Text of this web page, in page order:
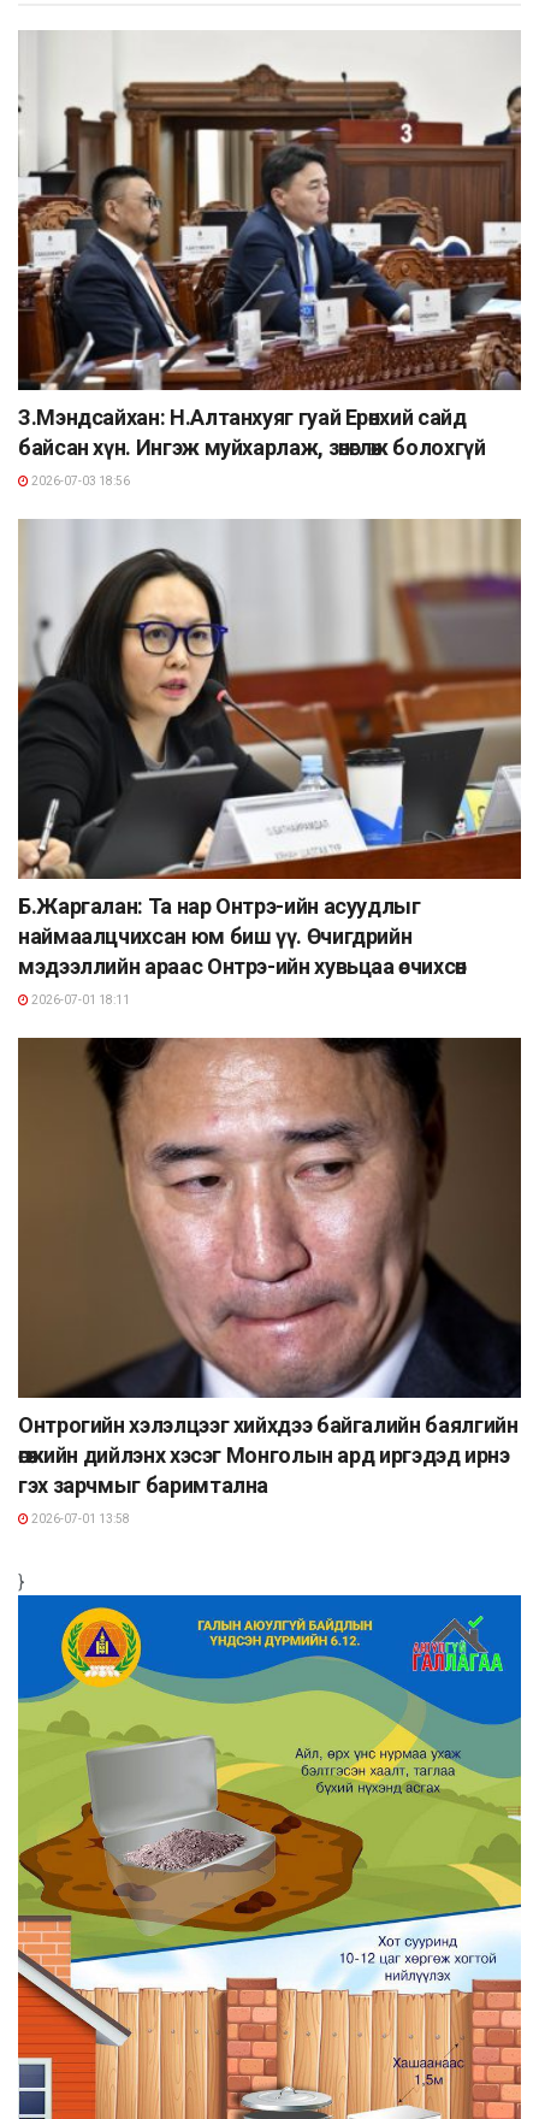
З.Мэндсайхан: Н.Алтанхуяг гуай Ерөнхий сайд
байсан хүн. Ингэж муйхарлаж, зөнөглөж болохгүй
2026-07-03 18:56
Б.Жаргалан: Та нар Онтрэ-ийн асуудлыг
наймаалцчихсан юм биш үү. Өчигдрийн
мэдээллийн араас Онтрэ-ийн хувьцаа өсчихсөн
2026-07-01 18:11
Онтрогийн хэлэлцээг хийхдээ байгалийн баялгийн
өгөөжийн дийлэнх хэсэг Монголын ард иргэдэд ирнэ
гэх зарчмыг баримтална
2026-07-01 13:58
}